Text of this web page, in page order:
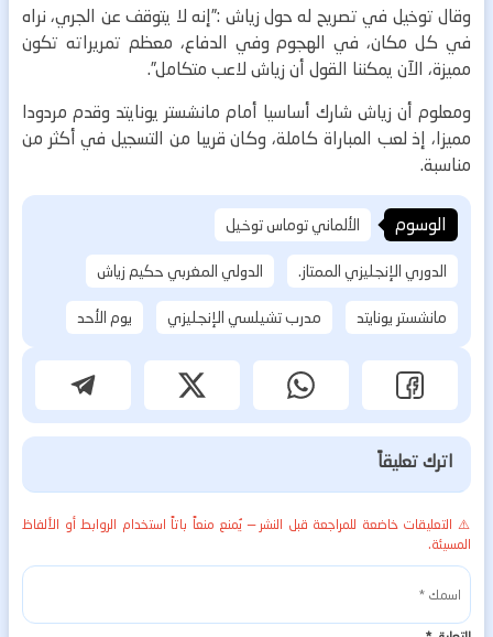
وقال توخيل في تصريح له حول زياش :”إنه لا يتوقف عن الجري، نراه
في كل مكان، في الهجوم وفي الدفاع، معظم تمريراته تكون
مميزة، الآن يمكننا القول أن زياش لاعب متكامل”.
ومعلوم أن زياش شارك أساسيا أمام مانشستر يونايتد وقدم مردودا
مميزا، إذ لعب المباراة كاملة، وكان قريبا من التسجيل في أكثر من
مناسبة.
الوسوم
الألماني توماس توخيل
الدوري الإنجليزي الممتاز.
الدولي المغربي حكيم زياش
مانشستر يونايتد
مدرب تشيلسي الإنجليزي يوم الأحد
اترك تعليقاً
⚠️ التعليقات خاضعة للمراجعة قبل النشر — يُمنع منعاً باتاً استخدام الروابط أو الألفاظ
المسيئة.